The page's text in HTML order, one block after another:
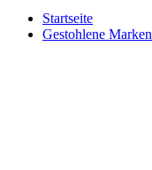
Startseite
Gestohlene Marken